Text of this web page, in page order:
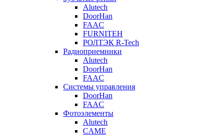
Alutech
DoorHan
FAAC
FURNITEH
РОЛТЭК R-Tech
Радиоприемники
Alutech
DoorHan
FAAC
Системы управления
DoorHan
FAAC
Фотоэлементы
Alutech
CAME